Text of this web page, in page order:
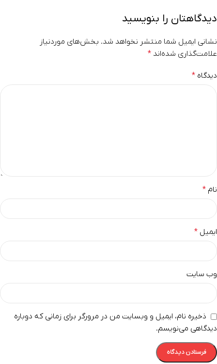
دیدگاهتان را بنویسید
نشانی ایمیل شما منتشر نخواهد شد. بخش‌های موردنیاز
علامت‌گذاری شده‌اند *
دیدگاه *
نام *
ایمیل *
وب‌ سایت
ذخیره نام، ایمیل و وبسایت من در مرورگر برای زمانی که دوباره
دیدگاهی می‌نویسم.